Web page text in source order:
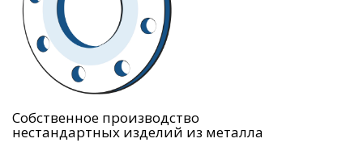
Собственное производство
нестандартных изделий из металла